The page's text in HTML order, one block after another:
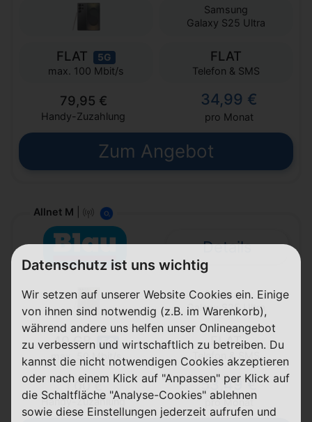
Samsung
Galaxy S25 Ultra
FLAT 5G
max. 100 Mbit/s
FLAT
Telefon & SMS
79,95 €
Handy-Zuzahlung
34,99 €
pro Monat
Zum Angebot
Allnet M
Details
Samsung
Galaxy S25 Ultra
40 GB 5G
max. 50 Mbit/s
FLAT
Telefon & SMS
1,00 €
Handy-Zuzahlung
53,49 €
pro Monat
Datenschutz ist uns wichtig
Wir setzen auf unserer Website Cookies ein. Einige
von ihnen sind notwendig (z.B. im Warenkorb),
während andere uns helfen unser Onlineangebot
zu verbessern und wirtschaftlich zu betreiben. Du
kannst die nicht notwendigen Cookies akzeptieren
oder nach einem Klick auf "Anpassen" per Klick auf
die Schaltfläche "Analyse-Cookies" ablehnen
sowie diese Einstellungen jederzeit aufrufen und